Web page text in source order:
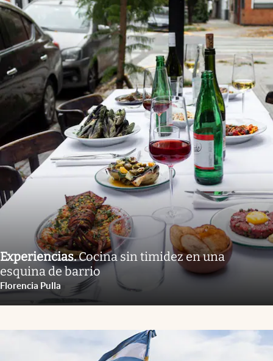
Experiencias.Cocina sin timidez en una
esquina de barrio
Florencia Pulla